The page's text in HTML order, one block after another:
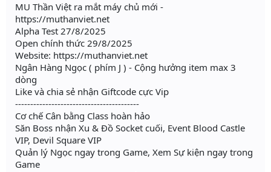
MU Thần Việt ra mắt máy chủ mới -
https://muthanviet.net
Alpha Test 27/8/2025
Open chính thức 29/8/2025
Website: https://muthanviet.net
Ngân Hàng Ngọc ( phím J ) - Cộng hưởng item max 3
dòng
Like và chia sẻ nhận Giftcode cực Vip
-----------------------------------------
Cơ chế Cân bằng Class hoàn hảo
Săn Boss nhận Xu & Đồ Socket cuối, Event Blood Castle
VIP, Devil Square VIP
Quản lý Ngọc ngay trong Game, Xem Sự kiện ngay trong
Game